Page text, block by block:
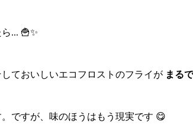
... 🍟✨
ておいしいエコフロストのフライが まる
ですが、味のほうはもう現実です 😋